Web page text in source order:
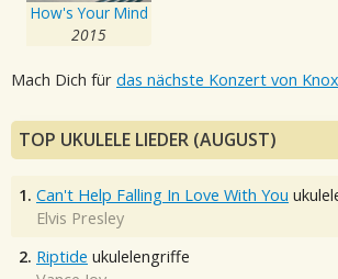
How's Your Mind
2015
Mach Dich für das nächste Konzert von
TOP UKULELE LIEDER (AUGUST)
1. Can't Help Falling In Love With You
Elvis Presley
2. Riptide ukulelengriffe